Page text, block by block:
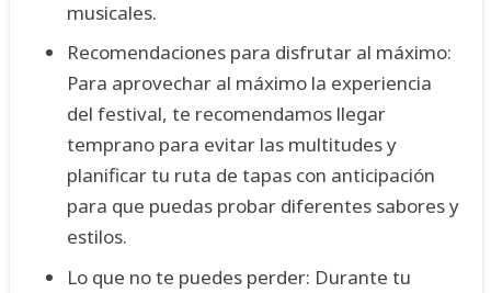
musicales.
Recomendaciones para disfrutar al máximo:
Para aprovechar al máximo la experiencia
del festival, te recomendamos llegar
temprano para evitar las multitudes y
planificar tu ruta de tapas con anticipación
para que puedas probar diferentes sabores y
estilos.
Lo que no te puedes perder: Durante tu